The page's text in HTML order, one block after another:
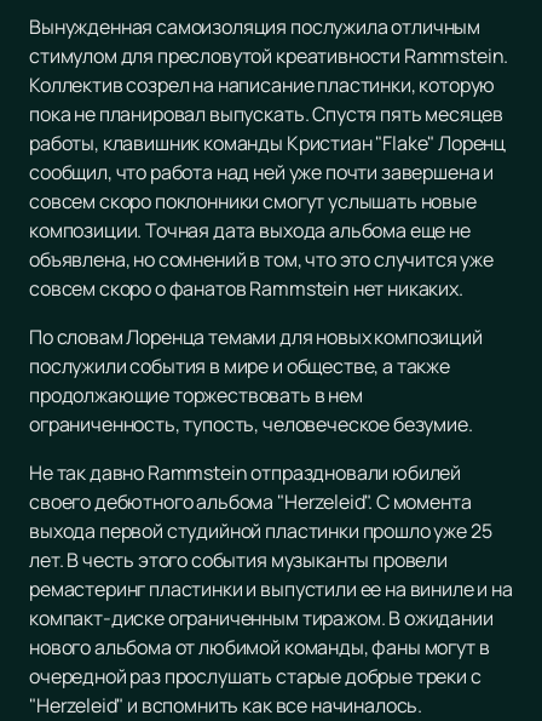
Вынужденная самоизоляция послужила отличным
стимулом для пресловутой креативности Rammstein.
Коллектив созрел на написание пластинки, которую
пока не планировал выпускать. Спустя пять месяцев
работы, клавишник команды Кристиан "Flake" Лоренц
сообщил, что работа над ней уже почти завершена и
совсем скоро поклонники смогут услышать новые
композиции. Точная дата выхода альбома еще не
объявлена, но сомнений в том, что это случится уже
совсем скоро о фанатов Rammstein нет никаких.
По словам Лоренца темами для новых композиций
послужили события в мире и обществе, а также
продолжающие торжествовать в нем
ограниченность, тупость, человеческое безумие.
Не так давно Rammstein отпраздновали юбилей
своего дебютного альбома "Herzeleid". С момента
выхода первой студийной пластинки прошло уже 25
лет. В честь этого события музыканты провели
ремастеринг пластинки и выпустили ее на виниле и на
компакт-диске ограниченным тиражом. В ожидании
нового альбома от любимой команды, фаны могут в
очередной раз прослушать старые добрые треки с
"Herzeleid" и вспомнить как все начиналось.